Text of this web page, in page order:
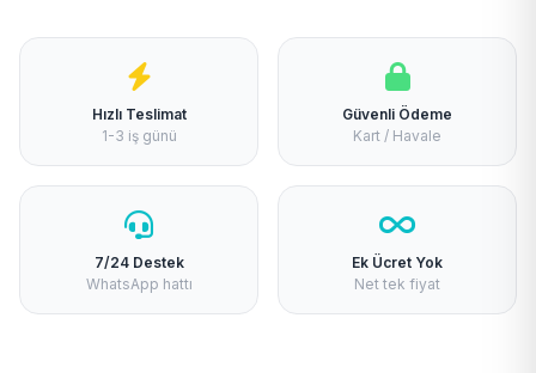
Hızlı Teslimat
1-3 iş günü
Güvenli Ödeme
Kart / Havale
7/24 Destek
WhatsApp hattı
Ek Ücret Yok
Net tek fiyat